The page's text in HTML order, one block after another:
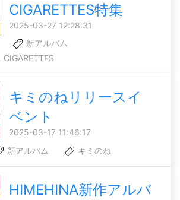
CIGARETTES特集
2025-03-27 12:28:31
新アルバム
CIGARETTES
キミのねリリースイ
ベント
2025-03-17 11:46:17
新アルバム キミのね
HIMEHINA新作アルバ